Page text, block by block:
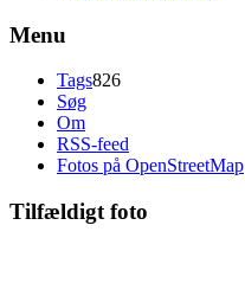
Menu
Tags826
Søg
Om
RSS-feed
Fotos på OpenStreetMap
Tilfældigt foto